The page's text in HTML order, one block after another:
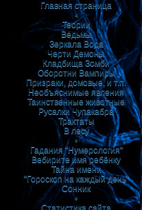
Главная страница
•
Теории
Ведьмы
Зеркала Вода
Черти Демоны
Кладбища Зомби
Оборотни Вампиры
Призраки, домовые, и т.п.
Необъяснимые явления
Таинственные животные
Русалки Чупакабра
Трактаты
В лесу
•
Гадания "Нумерология"
Вебирите имя ребёнку
Тайна имени
"Гороскоп на каждый день"
Сонник
•
Статистика сайта